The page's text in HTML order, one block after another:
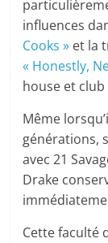
influences
Cooks » et la
« Honestly,
house et club
Même
générations,
avec 21
Drake
Cette faculté